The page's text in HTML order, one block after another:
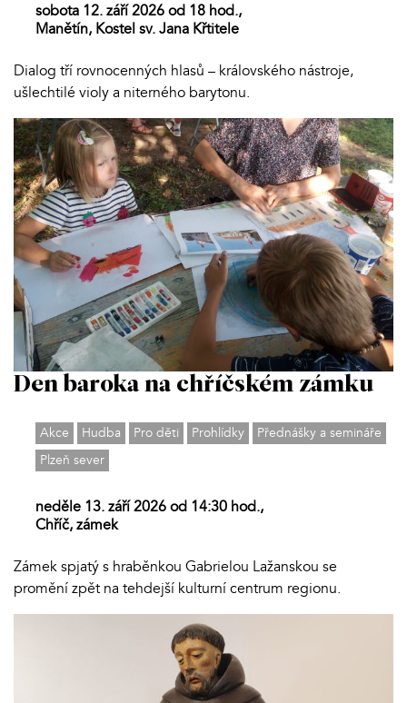
sobota 12. září 2026 od 18 hod.,
Manětín, Kostel sv. Jana Křtitele
Dialog tří rovnocenných hlasů – královského nástroje,
ušlechtilé violy a niterného barytonu.
Den baroka na chříčském zámku
Akce Hudba Pro děti Prohlídky
Přednášky a semináře
Plzeň sever
neděle 13. září 2026 od 14:30 hod.,
Chříč, zámek
Zámek spjatý s hraběnkou Gabrielou Lažanskou se
promění zpět na tehdejší kulturní centrum regionu.